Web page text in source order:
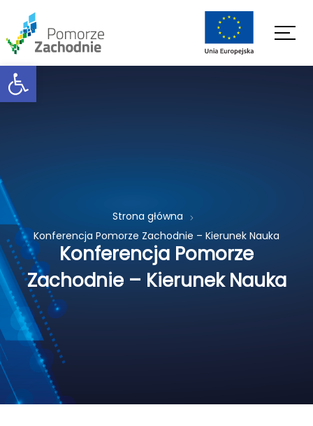
Open toolbar
Strona główna
Konferencja Pomorze Zachodnie – Kierunek Nauka
Konferencja Pomorze
Zachodnie – Kierunek Nauka